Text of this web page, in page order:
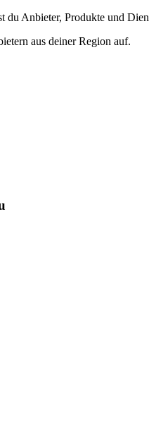
Anbieter, Produkte und
aus deiner Region auf.